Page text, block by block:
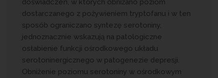
doświadczeń, w których obniżano poziom
dostarczanego z pożywieniem tryptofanu i w ten
sposób ograniczano syntezę serotoniny,
jednoznacznie wskazują na patologiczne
osłabienie funkcji ośrodkowego układu
serotoninergicznego w patogenezie depresji.
Obniżenie poziomu serotoniny w ośrodkowym